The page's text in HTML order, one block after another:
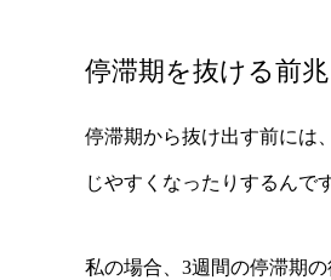
停滞期を抜ける前
停滞期から抜け出す前には
じやすくなったりするんで
私の場合、3週間の停滞期